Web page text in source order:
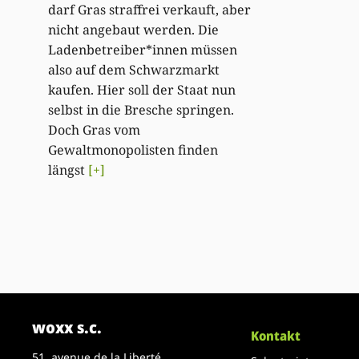
darf Gras straffrei verkauft, aber
nicht angebaut werden. Die
Ladenbetreiber*innen müssen
also auf dem Schwarzmarkt
kaufen. Hier soll der Staat nun
selbst in die Bresche springen.
Doch Gras vom
Gewaltmonopolisten finden
längst [+]
woxx s.c. Kontakt